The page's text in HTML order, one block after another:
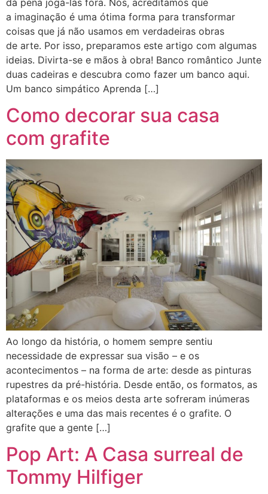
a imaginação é uma ótima forma para transformar
coisas que já não usamos em verdadeiras obras
de arte. Por isso, preparamos este artigo com algumas
ideias. Divirta-se e mãos à obra! Banco romântico Junte
duas cadeiras e descubra como fazer um banco aqui.
Um banco simpático Aprenda […]
Como decorar sua casa
com grafite
Ao longo da história, o homem sempre sentiu
necessidade de expressar sua visão – e os
acontecimentos – na forma de arte: desde as pinturas
rupestres da pré-história. Desde então, os formatos, as
plataformas e os meios desta arte sofreram inúmeras
alterações e uma das mais recentes é o grafite. O
grafite que a gente […]
Pop Art: A Casa surreal de
Tommy Hilfiger